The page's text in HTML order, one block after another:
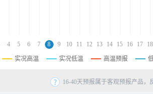
4 5 6 7 8 9 10 11 12 13 14 15 16 17 18
实况高温 实况低温 高温预报
16-40天预报属于客观预报产品